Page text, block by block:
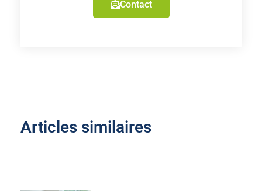
Contact
Articles similaires